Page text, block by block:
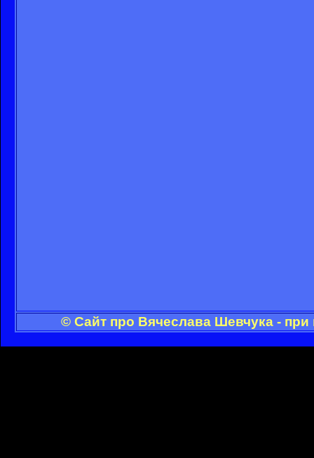
© Сайт про Вячеслава Шевчука -